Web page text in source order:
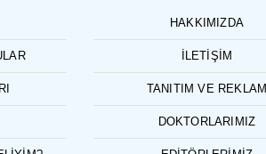
HAKKIMIZDA
İLETIŞIM
TANITIM VE REKLAM
DOKTORLARIMIZ